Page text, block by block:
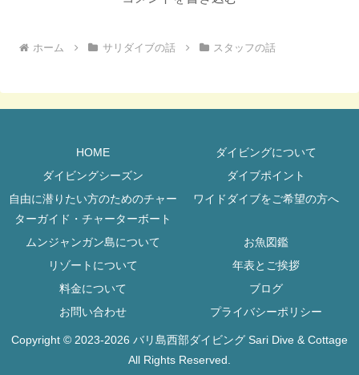
ホーム サリダイブの話 スタッフの話
HOME
ダイビングについて
ダイビングシーズン
ダイブポイント
自由に潜りたい方のためのチャー
ターガイド・チャーターボート
ワイドダイブをご希望の方へ
ムンジャンガン島について
お魚図鑑
リゾートについて
年表とご挨拶
料金について
ブログ
お問い合わせ
プライバシーポリシー
Copyright © 2023-2026 バリ島西部ダイビング Sari Dive & Cottage
All Rights Reserved.